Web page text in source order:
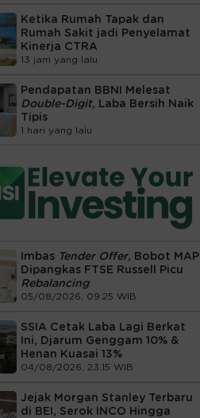
Ketika Rumah Tapak dan
Rumah Sakit jadi Penyelamat
Kinerja CTRA
13 jam yang lalu
Pendapatan BBNI Melesat
Double-Digit, Laba Bersih Naik
Tipis
1 hari yang lalu
Imbas Tender Offer, Bobot MAPI
Dipangkas FTSE Russell Picu
Rebalancing
05/08/2026, 09:25 WIB
SSIA Cetak Laba Lagi Berkat
Ini, Djarum Genggam 10% &
Henan Kuasai 13%
04/08/2026, 23:15 WIB
Jejak Morgan Stanley Terbaru
di BEI, Serok INCO Hingga